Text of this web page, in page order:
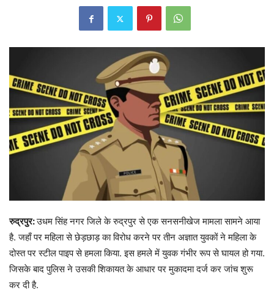
रुद्रपुर:उधम सिंह नगर जिले के रुद्रपुर से एक सनसनीखेज मामला सामने आया
है. जहाँ पर महिला से छेड़छाड़ का विरोध करने पर तीन अज्ञात युवकों ने महिला के
दोस्त पर स्टील पाइप से हमला किया. इस हमले में युवक गंभीर रूप से घायल हो गया.
जिसके बाद पुलिस ने उसकी शिकायत के आधार पर मुकादमा दर्ज कर जांच शुरू
कर दी है.